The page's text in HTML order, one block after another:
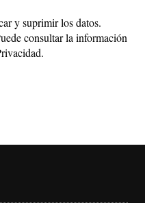
y suprimir los datos.
consultar la información
.